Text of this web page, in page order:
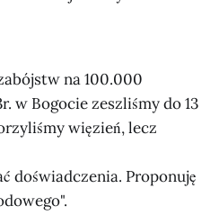
na 100.000
w Bogocie zeszliśmy do 13
więzień, lecz
doświadczenia. Proponuję